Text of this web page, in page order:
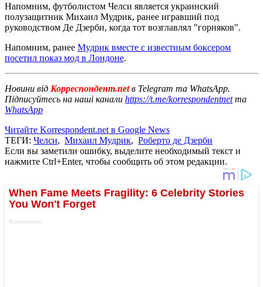
Напомним, футболистом Челси является украинский
полузащитник Михаил Мудрик, ранее игравший под
руководством Де Дзерби, когда тот возглавлял "горняков".
Напомним, ранее Мудрик вместе с известным боксером
посетил показ мод в Лондоне.
Новини від Корреспондент.netв Telegram та WhatsApp.
Підписуйтесь на наші канали https://t.me/korrespondentnetта
WhatsApp
Читайте Korrespondent.net в Google News
ТЕГИ: Челси, Михаил Мудрик, Роберто де Дзерби
Если вы заметили ошибку, выделите необходимый текст и
нажмите Ctrl+Enter, чтобы сообщить об этом редакции.